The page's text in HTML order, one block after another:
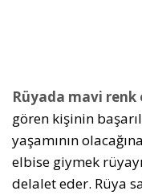
Rüyada mavi
gören kişinin
yaşamının
elbise giymek
delalet eder. Rüya